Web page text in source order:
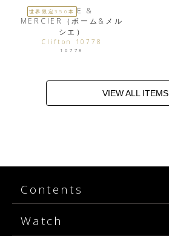
世界限定350本
BAUME &
MERCIER（ボーム&メル
シエ）
Clifton 10778
10778
VIEW ALL ITEMS
Contents
Watch